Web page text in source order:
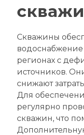
Скважины
регионах с
источников.
снижают
Для
регулярно
скважин, что